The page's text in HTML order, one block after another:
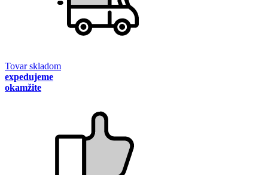
Tovar skladom
expedujeme
okamžite